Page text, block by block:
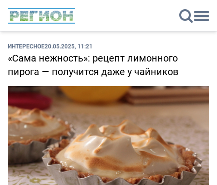
ИНТЕРЕСНОЕ20.05.2025, 11:21
«Сама нежность»: рецепт лимонного
пирога — получится даже у чайников